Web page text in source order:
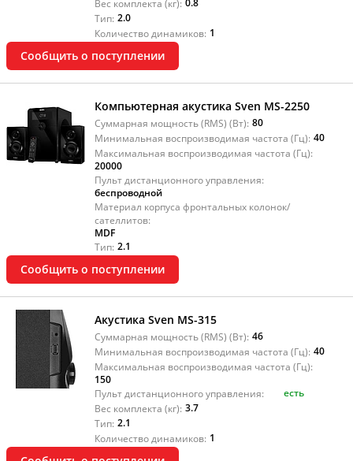
Вес комплекта (кг): 0.8
Тип: 2.0
Количество динамиков: 1
Сообщить о поступлении
Компьютерная акустика Sven MS-2250
Суммарная мощность (RMS) (Вт): 80
Минимальная воспроизводимая частота (Гц): 40
Максимальная воспроизводимая частота (Гц):
20000
Пульт дистанционного управления:
беспроводной
Материал корпуса фронтальных колонок/
сателлитов:
MDF
Тип: 2.1
Сообщить о поступлении
Акустика Sven MS-315
Суммарная мощность (RMS) (Вт): 46
Минимальная воспроизводимая частота (Гц): 40
Максимальная воспроизводимая частота (Гц):
150
Пульт дистанционного управления:
есть
Вес комплекта (кг): 3.7
Тип: 2.1
Количество динамиков: 1